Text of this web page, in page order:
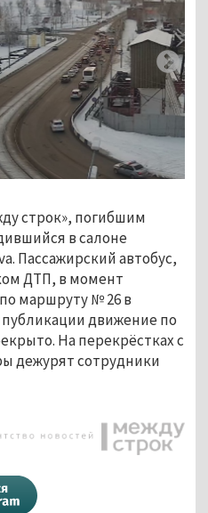
строк», погибшим
в салоне
Пассажирский автобус,
ДТП, в момент
маршруту № 26 в
движение по
На перекрёстках с
дежурят сотрудники